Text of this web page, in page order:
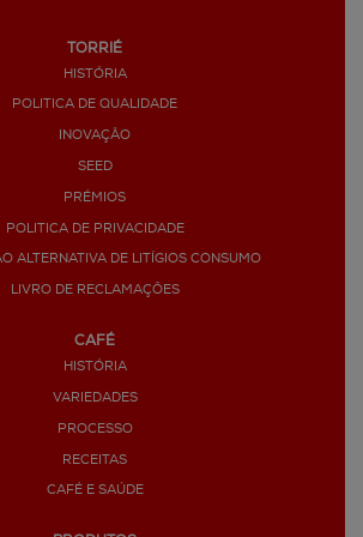
TORRIÉ
HISTÓRIA
POLITICA DE QUALIDADE
INOVAÇÃO
SEED
PRÉMIOS
POLITICA DE PRIVACIDADE
ALTERNATIVA DE LITÍGIOS CONSUMO
LIVRO DE RECLAMAÇÕES
CAFÉ
HISTÓRIA
VARIEDADES
PROCESSO
RECEITAS
CAFÉ E SAÚDE